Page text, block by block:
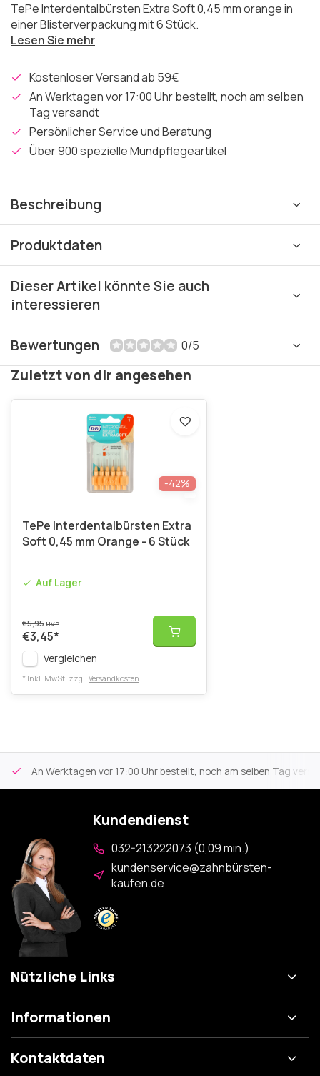
TePe Interdentalbürsten Extra Soft 0,45 mm orange in
einer Blisterverpackung mit 6 Stück.
Lesen Sie mehr
Kostenloser Versand ab 59€
An Werktagen vor 17:00 Uhr bestellt, noch am selben
Tag versandt
Persönlicher Service und Beratung
Über 900 spezielle Mundpflegeartikel
Beschreibung
Produktdaten
Dieser Artikel könnte Sie auch
interessieren
Bewertungen 0/5
Zuletzt von dir angesehen
-42%
TePe Interdentalbürsten Extra
Soft 0,45 mm Orange - 6 Stück
Auf Lager
€5,95UVP
€3,45*
Vergleichen
* Inkl. MwSt. zzgl. Versandkosten
An Werktagen vor 17:00 Uhr bestellt, noch am selben Tag
Kundendienst
032-213222073 (0,09 min.)
kundenservice@zahnbürsten-
kaufen.de
Nützliche Links
Informationen
Kontaktdaten